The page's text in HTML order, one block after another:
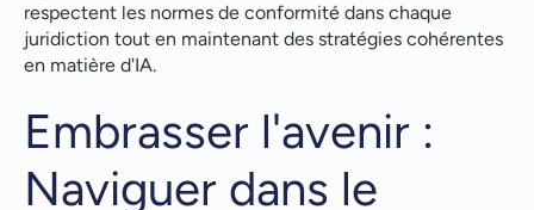
respectent les normes de conformité dans chaque
juridiction tout en maintenant des stratégies cohérentes
en matière d'IA.
Embrasser l'avenir :
Naviguer dans le